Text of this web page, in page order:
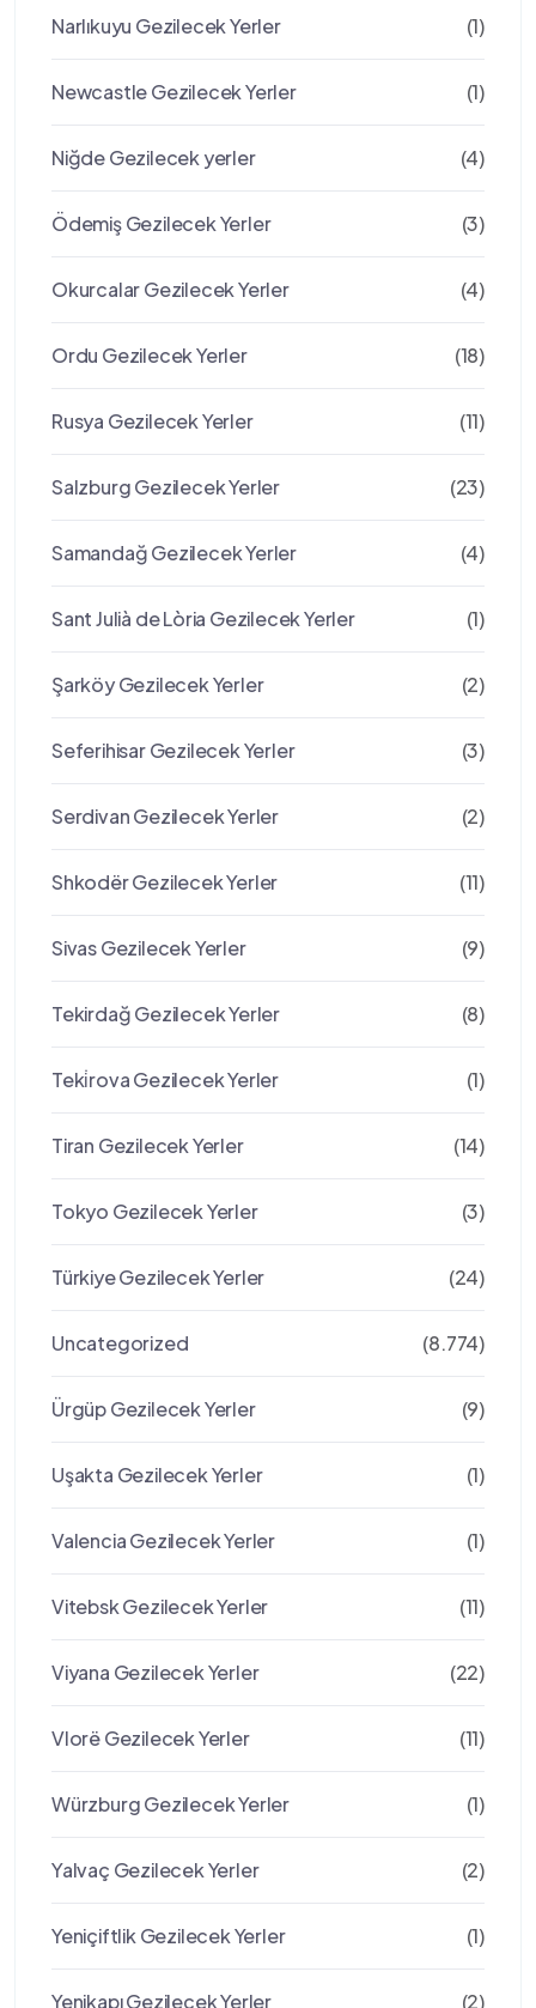
Narlıkuyu Gezilecek Yerler (1)
Newcastle Gezilecek Yerler (1)
Niğde Gezilecek yerler (4)
Ödemiş Gezilecek Yerler (3)
Okurcalar Gezilecek Yerler (4)
Ordu Gezilecek Yerler (18)
Rusya Gezilecek Yerler (11)
Salzburg Gezilecek Yerler (23)
Samandağ Gezilecek Yerler (4)
Sant Julià de Lòria Gezilecek Yerler (1)
Şarköy Gezilecek Yerler (2)
Seferihisar Gezilecek Yerler (3)
Serdivan Gezilecek Yerler (2)
Shkodër Gezilecek Yerler (11)
Sivas Gezilecek Yerler (9)
Tekirdağ Gezilecek Yerler (8)
Teki̇rova Gezilecek Yerler (1)
Tiran Gezilecek Yerler (14)
Tokyo Gezilecek Yerler (3)
Türkiye Gezilecek Yerler (24)
Uncategorized (8.774)
Ürgüp Gezilecek Yerler (9)
Uşakta Gezilecek Yerler (1)
Valencia Gezilecek Yerler (1)
Vitebsk Gezilecek Yerler (11)
Viyana Gezilecek Yerler (22)
Vlorë Gezilecek Yerler (11)
Würzburg Gezilecek Yerler (1)
Yalvaç Gezilecek Yerler (2)
Yeniçiftlik Gezilecek Yerler (1)
Yenikapı Gezilecek Yerler (2)